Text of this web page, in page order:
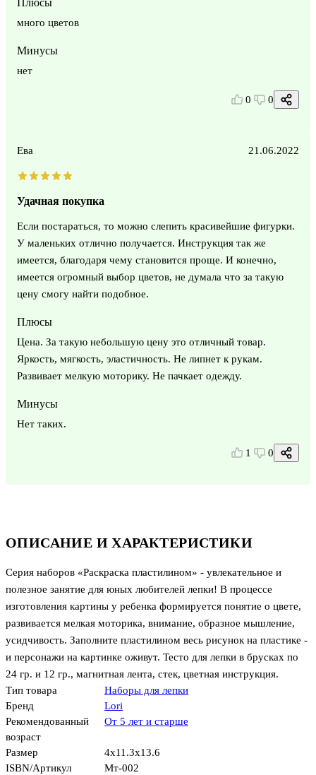
ОПИСАНИЕ И ХАРАКТЕРИСТИКИ
Серия наборов «Раскраска пластилином» - увлекательное и
полезное занятие для юных любителей лепки! В процессе
изготовления картины у ребенка формируется понятие о цвете,
развивается мелкая моторика, внимание, образное мышление,
усидчивость. Заполните пластилином весь рисунок на пластике -
и персонажи на картинке оживут. Тесто для лепки в брусках по
24 гр. и 12 гр., магнитная лента, стек, цветная инструкция.
Тип товара
Наборы для лепки
Бренд
Lori
Рекомендованный
возраст
От 5 лет и старше
Размер
4x11.3x13.6
ISBN/Артикул
Мт-002
много цветов
Минусы
нет
0 0
Ева 21.06.2022
Удачная покупка
Если постараться, то можно слепить красивейшие фигурки.
У маленьких отлично получается. Инструкция так же
имеется, благодаря чему становится проще. И конечно,
имеется огромный выбор цветов, не думала что за такую
цену смогу найти подобное.
Плюсы
Цена. За такую небольшую цену это отличный товар.
Яркость, мягкость, эластичность. Не липнет к рукам.
Развивает мелкую моторику. Не пачкает одежду.
Минусы
Нет таких.
1 0